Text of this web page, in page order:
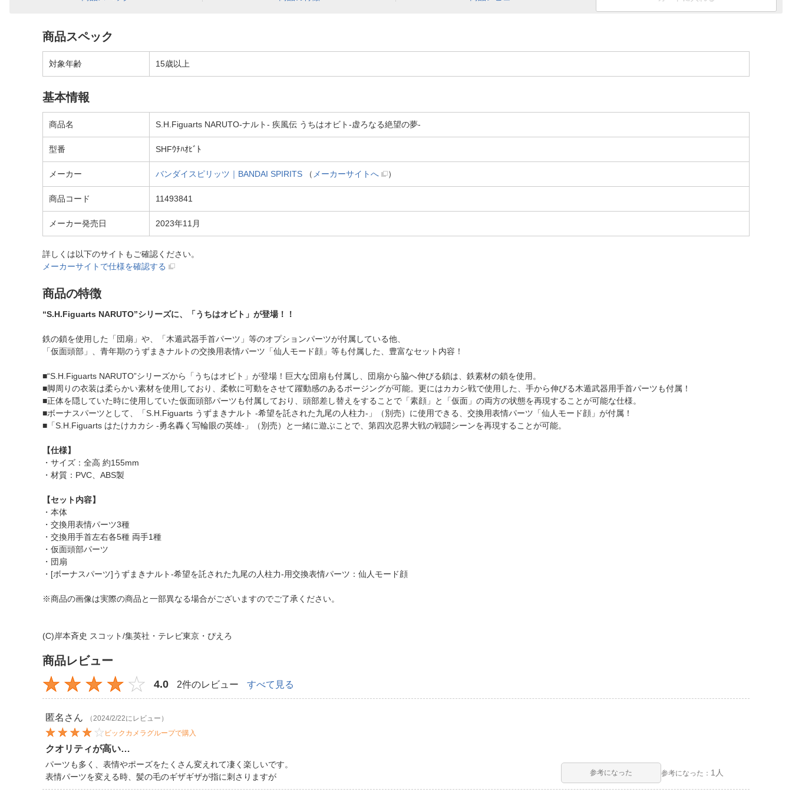
商品スペック
対象年齢 15歳以上
基本情報
商品名 S.H.Figuarts NARUTO-ナルト- 疾風伝 うちはオビト-虚ろなる絶望の夢-
型番 SHFｳﾁﾊｵﾋﾞﾄ
メーカー バンダイスピリッツ｜BANDAI SPIRITS （ メーカーサイトへ ）
商品コード 11493841
メーカー発売日 2023年11月
詳しくは以下のサイトもご確認ください。
メーカーサイトで仕様を確認する
商品の特徴
“S.H.Figuarts NARUTO”シリーズに、「うちはオビト」が登場！！
鉄の鎖を使用した「団扇」や、「木遁武器手首パーツ」等のオプションパーツが付属している他、
「仮面頭部」、青年期のうずまきナルトの交換用表情パーツ「仙人モード顔」等も付属した、豊富なセット内容！
■“S.H.Figuarts NARUTO”シリーズから「うちはオビト」が登場！巨大な団扇も付属し、団扇から脇へ伸びる鎖は、鉄素材の鎖を使用。
■脚周りの衣装は柔らかい素材を使用しており、柔軟に可動をさせて躍動感のあるポージングが可能。更にはカカシ戦で使用した、手から伸びる木遁武器用手首パーツも付属！
■正体を隠していた時に使用していた仮面頭部パーツも付属しており、頭部差し替えをすることで「素顔」と「仮面」の両方の状態を再現することが可能な仕様。
■ボーナスパーツとして、「S.H.Figuarts うずまきナルト -希望を託された九尾の人柱力-」（別売）に使用できる、交換用表情パーツ「仙人モード顔」が付属！
■「S.H.Figuarts はたけカカシ -勇名轟く写輪眼の英雄-」（別売）と一緒に遊ぶことで、第四次忍界大戦の戦闘シーンを再現することが可能。
【仕様】
・サイズ：全高 約155mm
・材質：PVC、ABS製
【セット内容】
・本体
・交換用表情パーツ3種
・交換用手首左右各5種 両手1種
・仮面頭部パーツ
・団扇
・[ボーナスパーツ]うずまきナルト-希望を託された九尾の人柱力-用交換表情パーツ：仙人モード顔
※商品の画像は実際の商品と一部異なる場合がございますのでご了承ください。
(C)岸本斉史 スコット/集英社・テレビ東京・ぴえろ
商品レビュー
4.0 2件のレビュー すべて見る
匿名 さん
（2024/2/22にレビュー）
ビックカメラグループで購入
クオリティが高い…
パーツも多く、表情やポーズをたくさん変えれて凄く楽しいです。
表情パーツを変える時、髪の毛のギザギザが指に刺さりますが
参考になった 参考になった： 1人